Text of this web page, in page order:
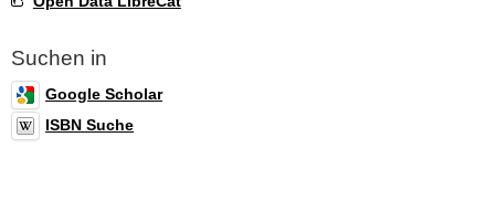
Suchen in
Google Scholar
ISBN Suche